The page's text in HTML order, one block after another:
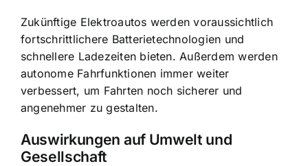
Zukünftige Elektroautos werden voraussichtlich
fortschrittlichere Batterietechnologien und
schnellere Ladezeiten bieten. Außerdem werden
autonome Fahrfunktionen immer weiter
verbessert, um Fahrten noch sicherer und
angenehmer zu gestalten.
Auswirkungen auf Umwelt und
Gesellschaft